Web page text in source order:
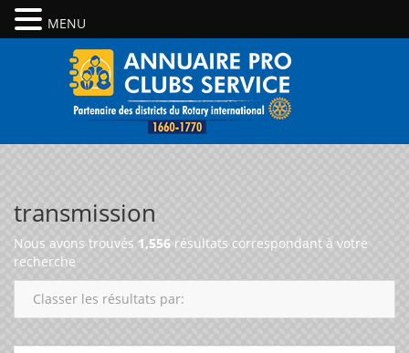
transmission
Nous avons trouvés 1,556 résultats correspondant à votre
recherche
Classer les résultats par:
MENU